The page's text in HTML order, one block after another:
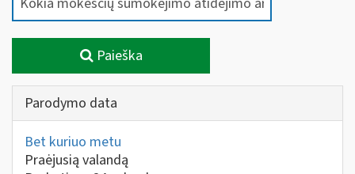
Paieška
Parodymo data
Bet kuriuo metu
Praėjusią valandą